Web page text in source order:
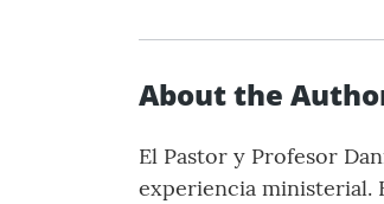
About the
El Pastor y Profesor
experiencia ministerial.